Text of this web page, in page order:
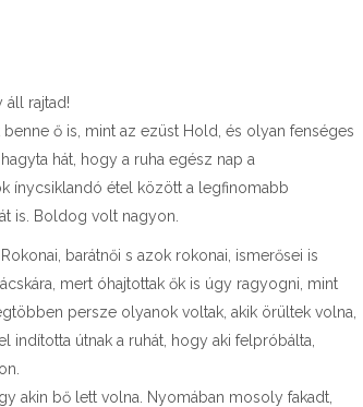
áll rajtad!
ő is, mint az ezüst Hold, és olyan fenséges
hát, hogy a ruha egész nap a
ínycsiklandó étel között a legfinomabb
is. Boldog volt nagyon.
barátnői s azok rokonai, ismerősei is
mert óhajtottak ők is úgy ragyogni, mint
persze olyanok voltak, akik örültek volna,
indította útnak a ruhát, hogy aki felpróbálta,
akin bő lett volna. Nyomában mosoly fakadt,